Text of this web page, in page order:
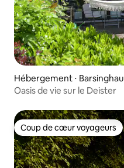
Hébergement ⋅
Oasis de vie sur le Deister
Coup de cœur voyageurs
Coup de cœur voyageurs